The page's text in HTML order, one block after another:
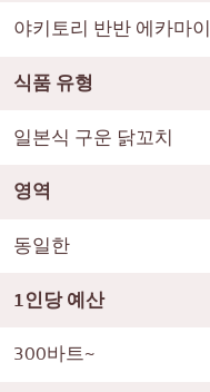
야키토리 반반 에카마이
식품 유형
일본식 구운 닭꼬치
영역
동일한
1인당 예산
300바트~